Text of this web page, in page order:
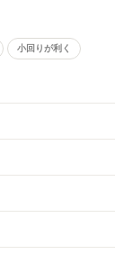
ましたが大きな故障
小回りが利く